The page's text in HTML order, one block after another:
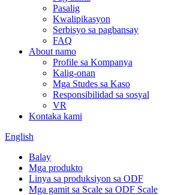
Pasalig
Kwalipikasyon
Serbisyo sa pagbansay
FAQ
About namo
Profile sa Kompanya
Kalig-onan
Mga Studes sa Kaso
Responsibilidad sa sosyal
VR
Kontaka kami
English
Balay
Mga produkto
Linya sa produksiyon sa ODF
Mga gamit sa Scale sa ODF Scale